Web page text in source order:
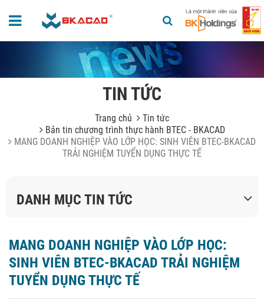
TIN TỨC
Trang chủ
Tin tức
Bản tin chương trình thực hành BTEC - BKACAD
MANG DOANH NGHIỆP VÀO LỚP HỌC: SINH VIÊN BTEC-BKACAD
TRẢI NGHIỆM TUYỂN DỤNG THỰC TẾ
DANH MỤC TIN TỨC
MANG DOANH NGHIỆP VÀO LỚP HỌC:
SINH VIÊN BTEC-BKACAD TRẢI NGHIỆM
TUYỂN DỤNG THỰC TẾ